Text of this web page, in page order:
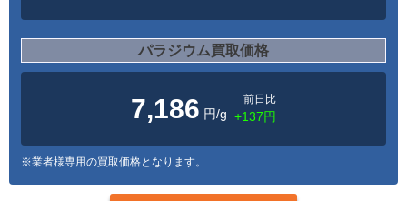
パラジウム買取価格
7,186 円/g
前日比
+137円
※業者様専用の買取価格となります。